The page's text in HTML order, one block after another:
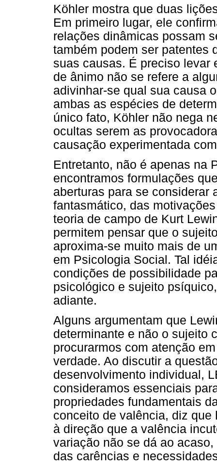
Köhler mostra que duas
Em primeiro lugar, ele
relações dinâmicas possam
também podem ser patentes
suas causas. É preciso levar
de ânimo não se refere a
adivinhar-se qual sua causa
ambas as espécies de
único fato, Köhler não nega
ocultas serem as
causação experimentada
Entretanto, não é apenas na
encontramos formulações
aberturas para se considerar
fantasmático, das
teoria de campo de Kurt
permitem pensar que o
aproxima-se muito mais de
em Psicologia Social. Tal
condições de possibilidade
psicológico e sujeito
adiante.
Alguns argumentam que
determinante e não o sujeito
procurarmos com atenção
verdade. Ao discutir a
desenvolvimento individual,
consideramos essenciais
propriedades fundamentais
conceito de valência, diz
à direção que a valência
variação não se dá ao
das carências e